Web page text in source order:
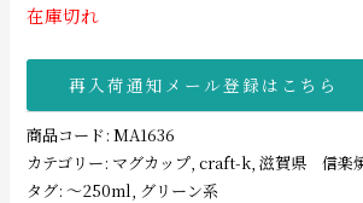
在庫切れ
再入荷通知メール登録はこちら
商品コード:MA1636
カテゴリー: マグカップ ,craft-k ,滋賀県 信楽
タグ:〜250ml グリーン系